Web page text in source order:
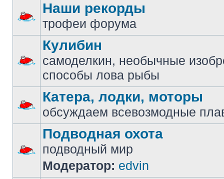
Наши рекорды
трофеи форума
Кулибин
самоделкин, необычные
способы лова рыбы
Катера, лодки, моторы
обсуждаем всевозмодные
Подводная охота
подводный мир
Модератор: edvin